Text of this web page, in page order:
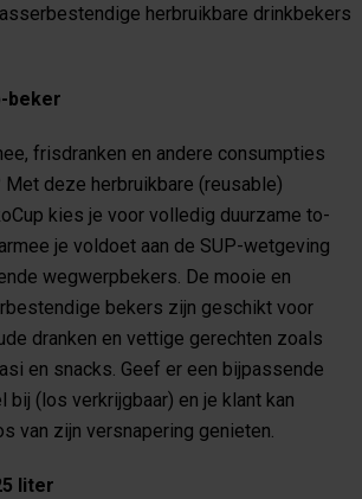
herbruikbare drinkbekers
beker
frisdranken en andere consumpties
Met deze herbruikbare (reusable)
kies je voor volledig duurzame to-
je voldoet aan de SUP-wetgeving
wegwerpbekers. De mooie en
bekers zijn geschikt voor
dranken en vettige gerechten zoals
en snacks. Geef er een bijpassende
bij (los verkrijgbaar) en je klant kan
van zijn versnapering genieten.
liter